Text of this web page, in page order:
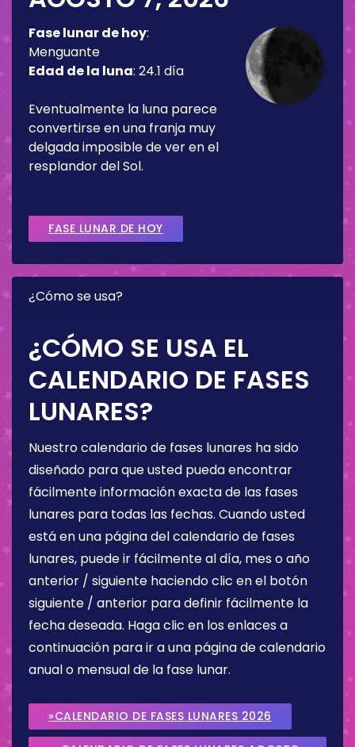
Fase lunar de hoy:
Menguante
Edad de la luna: 24.1 día
Eventualmente la luna parece
convertirse en una franja muy
delgada imposible de ver en el
resplandor del Sol.
FASE LUNAR DE HOY
¿Cómo se usa?
¿CÓMO SE USA EL
CALENDARIO DE FASES
LUNARES?
Nuestro calendario de fases lunares ha sido
diseñado para que usted pueda encontrar
fácilmente información exacta de las fases
lunares para todas las fechas. Cuando usted
está en una página del calendario de fases
lunares, puede ir fácilmente al día, mes o año
anterior / siguiente haciendo clic en el botón
siguiente / anterior para definir fácilmente la
fecha deseada. Haga clic en los enlaces a
continuación para ir a una página de calendario
anual o mensual de la fase lunar.
»CALENDARIO DE FASES LUNARES 2026